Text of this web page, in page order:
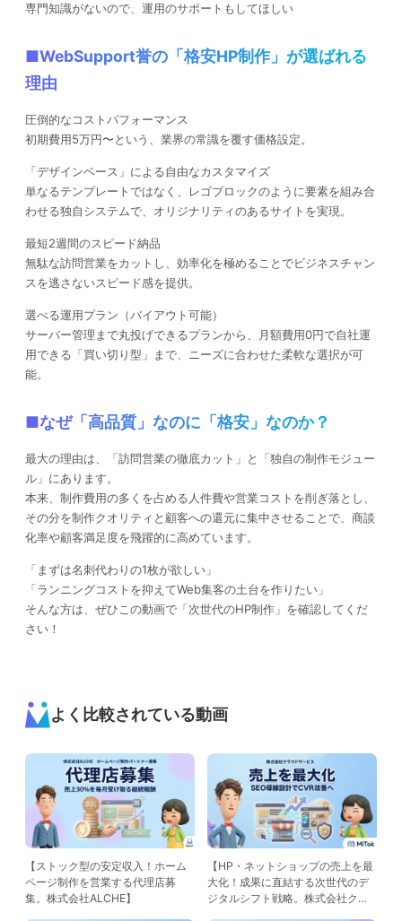
専門知識がないので、運用のサポートもしてほしい
■WebSupport誉の「格安HP制作」が選ばれる
理由
圧倒的なコストパフォーマンス
初期費用5万円〜という、業界の常識を覆す価格設定。
「デザインベース」による自由なカスタマイズ
単なるテンプレートではなく、レゴブロックのように要素を組み合
わせる独自システムで、オリジナリティのあるサイトを実現。
最短2週間のスピード納品
無駄な訪問営業をカットし、効率化を極めることでビジネスチャン
スを逃さないスピード感を提供。
選べる運用プラン（バイアウト可能）
サーバー管理まで丸投げできるプランから、月額費用0円で自社運
用できる「買い切り型」まで、ニーズに合わせた柔軟な選択が可
能。
■なぜ「高品質」なのに「格安」なのか？
最大の理由は、「訪問営業の徹底カット」と「独自の制作モジュー
ル」にあります。
本来、制作費用の多くを占める人件費や営業コストを削ぎ落とし、
その分を制作クオリティと顧客への還元に集中させることで、商談
化率や顧客満足度を飛躍的に高めています。
「まずは名刺代わりの1枚が欲しい」
「ランニングコストを抑えてWeb集客の土台を作りたい」
そんな方は、ぜひこの動画で「次世代のHP制作」を確認してくだ
さい！
よく比較されている動画
【ストック型の安定収入！ホーム
ページ制作を営業する代理店募
集。株式会社ALCHE】
【HP・ネットショップの売上を最
大化！成果に直結する次世代のデ
ジタルシフト戦略。株式会社クラ